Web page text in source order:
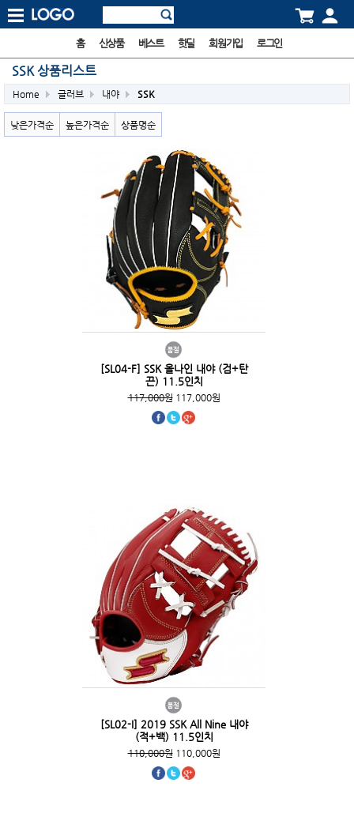
홈 신상품 베스트 핫딜 회원가입 로그인
SSK 상품리스트
Home 글러브 내야 SSK
낮은가격순 높은가격순 상품명순
[SL04-F] SSK 올나인 내야 (검+탄
끈) 11.5인치
117,000원117,000원
[SL02-I] 2019 SSK All Nine 내야
(적+백) 11.5인치
110,000원110,000원